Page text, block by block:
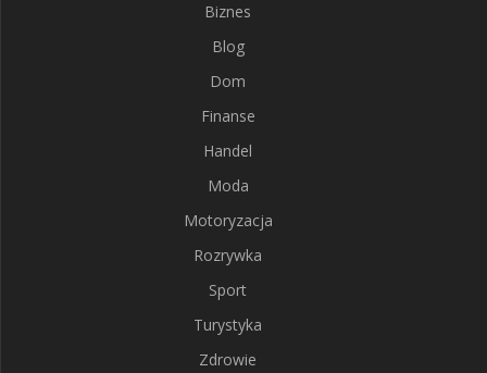
Biznes
Blog
Dom
Finanse
Handel
Moda
Motoryzacja
Rozrywka
Sport
Turystyka
Zdrowie